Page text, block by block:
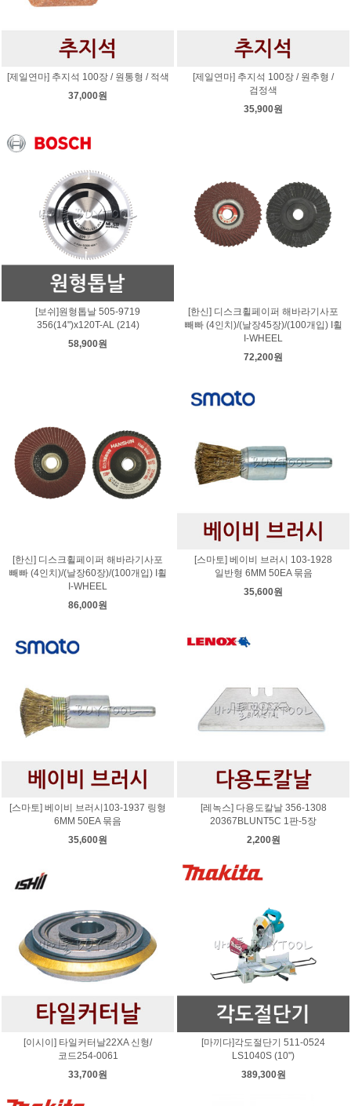
[제일연마] 추지석 100장 / 원통형 / 적색
37,000원
[제일연마] 추지석 100장 / 원추형 /
검정색
35,900원
[보쉬]원형톱날 505-9719
356(14")x120T-AL (214)
58,900원
[한신] 디스크휠페이퍼 해바라기사포
빼빠 (4인치)/(날장45장)/(100개입) I휠
I-WHEEL
72,200원
[한신] 디스크휠페이퍼 해바라기사포
빼빠 (4인치)/(날장60장)/(100개입) I휠
I-WHEEL
86,000원
[스마토] 베이비 브러시 103-1928
일반형 6MM 50EA 묶음
35,600원
[스마토] 베이비 브러시103-1937 링형
6MM 50EA 묶음
35,600원
[레녹스] 다용도칼날 356-1308
20367BLUNT5C 1판-5장
2,200원
[이시이] 타일커터날22XA 신형/
코드254-0061
33,700원
[마끼다]각도절단기 511-0524
LS1040S (10")
389,300원